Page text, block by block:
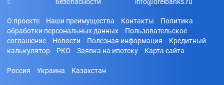
безопасности
info@orelbanks.ru
О проекте Наши преимущества Контакты
Политика
обработки персональных данных
Пользовательское
соглашение
Новости Полезная информация
Кредитный
калькулятор
РКО Заявка на ипотеку Карта сайта
Россия Украина Казахстан